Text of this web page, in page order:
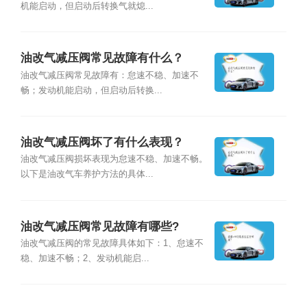
机能启动，但启动后转换气就熄...
油改气减压阀常见故障有什么？
油改气减压阀常见故障有：怠速不稳、加速不
畅；发动机能启动，但启动后转换...
油改气减压阀坏了有什么表现？
油改气减压阀损坏表现为怠速不稳、加速不畅。
以下是油改气车养护方法的具体...
油改气减压阀常见故障有哪些?
油改气减压阀的常见故障具体如下：1、怠速不
稳、加速不畅；2、发动机能启...